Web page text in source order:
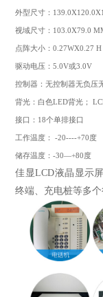
外型尺寸：
视域尺寸：103.0X79.0
点阵大小：0.27WX0.27
驱动电压：5.0V或3.0V
控制器：无控制器无负压
背光：白色LED背光；
接口：18个单排接口
工作温度： -20----+70度
储存温度：-30—+80度
佳显LCD液晶显示
终端、充电桩等多个